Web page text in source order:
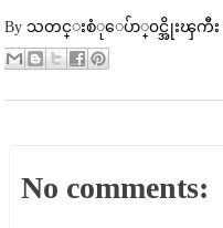
Byသတင္းစံုေပ်ာ္၀င္အိုးၾကီး
No comments: